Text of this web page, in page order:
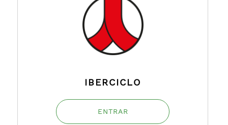
IBERCICLO
ENTRAR